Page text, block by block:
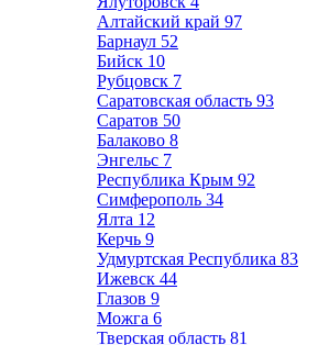
Алтайский край 97
Барнаул 52
Бийск 10
Рубцовск 7
Саратовская область 93
Саратов 50
Балаково 8
Энгельс 7
Республика Крым 92
Симферополь 34
Ялта 12
Керчь 9
Удмуртская Республика 83
Ижевск 44
Глазов 9
Можга 6
Тверская область 81